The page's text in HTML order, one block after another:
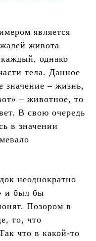
является
живота
однако
тела. Данное
значение – жизнь,
– животное, то
В свою очередь
в значении
неоднократно
и был бы
Позором в
то, что
что в какой-то